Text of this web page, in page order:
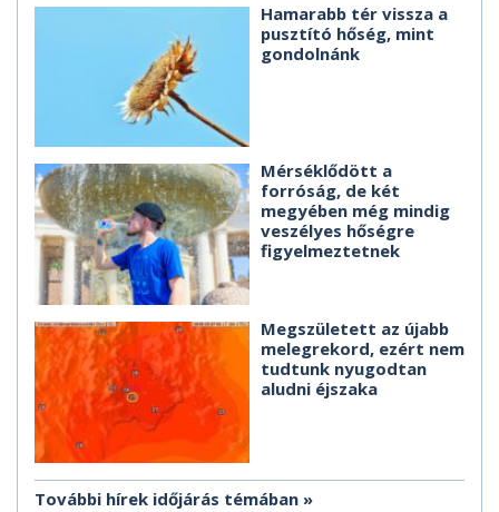
Hamarabb tér vissza a
pusztító hőség, mint
gondolnánk
Mérséklődött a
forróság, de két
megyében még mindig
veszélyes hőségre
figyelmeztetnek
Megszületett az újabb
melegrekord, ezért nem
tudtunk nyugodtan
aludni éjszaka
További hírek időjárás témában